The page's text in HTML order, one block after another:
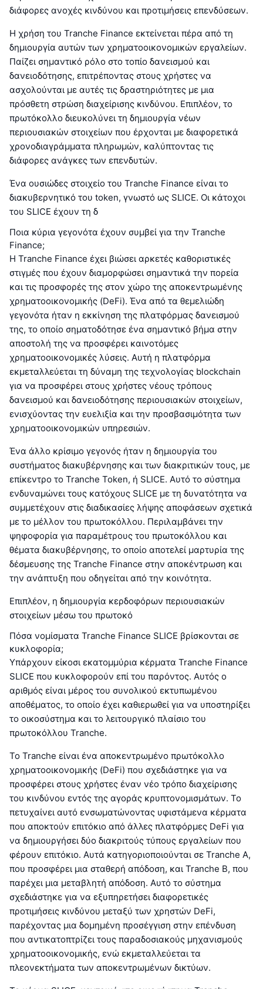
διάφορες ανοχές κινδύνου και προτιμήσεις επενδύσεων.
Η χρήση του Tranche Finance εκτείνεται πέρα από τη
δημιουργία αυτών των χρηματοοικονομικών εργαλείων.
Παίζει σημαντικό ρόλο στο τοπίο δανεισμού και
δανειοδότησης, επιτρέποντας στους χρήστες να
ασχολούνται με αυτές τις δραστηριότητες με μια
πρόσθετη στρώση διαχείρισης κινδύνου. Επιπλέον, το
πρωτόκολλο διευκολύνει τη δημιουργία νέων
περιουσιακών στοιχείων που έρχονται με διαφορετικά
χρονοδιαγράμματα πληρωμών, καλύπτοντας τις
διάφορες ανάγκες των επενδυτών.
Ένα ουσιώδες στοιχείο του Tranche Finance είναι το
διακυβερνητικό του token, γνωστό ως SLICE. Οι κάτοχοι
του SLICE έχουν τη δ
Ποια κύρια γεγονότα έχουν συμβεί για την Tranche
Finance;
Η Tranche Finance έχει βιώσει αρκετές καθοριστικές
στιγμές που έχουν διαμορφώσει σημαντικά την πορεία
και τις προσφορές της στον χώρο της αποκεντρωμένης
χρηματοοικονομικής (DeFi). Ένα από τα θεμελιώδη
γεγονότα ήταν η εκκίνηση της πλατφόρμας δανεισμού
της, το οποίο σηματοδότησε ένα σημαντικό βήμα στην
αποστολή της να προσφέρει καινοτόμες
χρηματοοικονομικές λύσεις. Αυτή η πλατφόρμα
εκμεταλλεύεται τη δύναμη της τεχνολογίας blockchain
για να προσφέρει στους χρήστες νέους τρόπους
δανεισμού και δανειοδότησης περιουσιακών στοιχείων,
ενισχύοντας την ευελιξία και την προσβασιμότητα των
χρηματοοικονομικών υπηρεσιών.
Ένα άλλο κρίσιμο γεγονός ήταν η δημιουργία του
συστήματος διακυβέρνησης και των διακριτικών τους, με
επίκεντρο το Tranche Token, ή SLICE. Αυτό το σύστημα
ενδυναμώνει τους κατόχους SLICE με τη δυνατότητα να
συμμετέχουν στις διαδικασίες λήψης αποφάσεων σχετικά
με το μέλλον του πρωτοκόλλου. Περιλαμβάνει την
ψηφοφορία για παραμέτρους του πρωτοκόλλου και
θέματα διακυβέρνησης, το οποίο αποτελεί μαρτυρία της
δέσμευσης της Tranche Finance στην αποκέντρωση και
την ανάπτυξη που οδηγείται από την κοινότητα.
Επιπλέον, η δημιουργία κερδοφόρων περιουσιακών
στοιχείων μέσω του πρωτοκό
Πόσα νομίσματα Tranche Finance SLICE βρίσκονται σε
κυκλοφορία;
Υπάρχουν είκοσι εκατομμύρια κέρματα Tranche Finance
SLICE που κυκλοφορούν επί του παρόντος. Αυτός ο
αριθμός είναι μέρος του συνολικού εκτυπωμένου
αποθέματος, το οποίο έχει καθιερωθεί για να υποστηρίξει
το οικοσύστημα και το λειτουργικό πλαίσιο του
πρωτοκόλλου Tranche.
Το Tranche είναι ένα αποκεντρωμένο πρωτόκολλο
χρηματοοικονομικής (DeFi) που σχεδιάστηκε για να
προσφέρει στους χρήστες έναν νέο τρόπο διαχείρισης
του κινδύνου εντός της αγοράς κρυπτονομισμάτων. Το
πετυχαίνει αυτό ενσωματώνοντας υφιστάμενα κέρματα
που αποκτούν επιτόκιο από άλλες πλατφόρμες DeFi για
να δημιουργήσει δύο διακριτούς τύπους εργαλείων που
φέρουν επιτόκιο. Αυτά κατηγοριοποιούνται σε Tranche A,
που προσφέρει μια σταθερή απόδοση, και Tranche B, που
παρέχει μια μεταβλητή απόδοση. Αυτό το σύστημα
σχεδιάστηκε για να εξυπηρετήσει διαφορετικές
προτιμήσεις κινδύνου μεταξύ των χρηστών DeFi,
παρέχοντας μια δομημένη προσέγγιση στην επένδυση
που αντικατοπτρίζει τους παραδοσιακούς μηχανισμούς
χρηματοοικονομικής, ενώ εκμεταλλεύεται τα
πλεονεκτήματα των αποκεντρωμένων δικτύων.